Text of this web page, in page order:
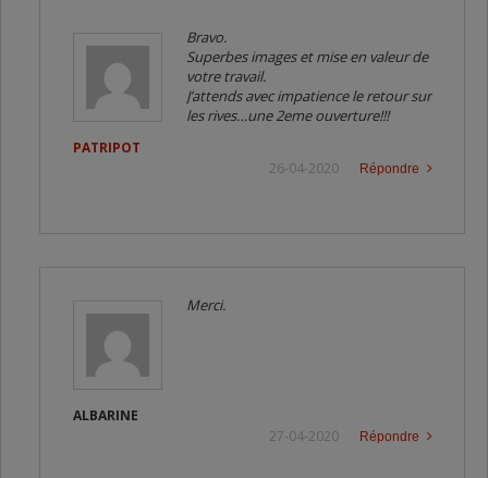
PATRIPOT
Bravo.
Superbes images et mise en valeur de
votre travail.
J’attends avec impatience le retour sur
les rives…une 2eme ouverture!!!
Répondre
26-04-2020
ALBARINE
Merci.
Répondre
27-04-2020